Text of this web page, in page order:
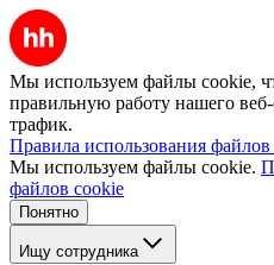
Мы используем файлы cookie,
правильную работу нашего веб-
трафик.
Правила использования
Мы используем файлы cookie.
файлов cookie
Понятно
Ищу сотрудника